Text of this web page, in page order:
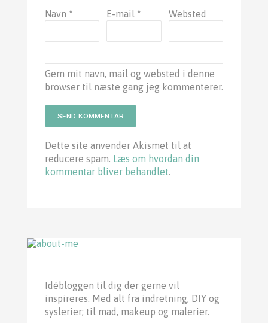
Navn * E-mail * Websted
Gem mit navn, mail og websted i denne
browser til næste gang jeg kommenterer.
Dette site anvender Akismet til at
reducere spam. Læs om hvordan din
kommentar bliver behandlet.
Idébloggen til dig der gerne vil
inspireres. Med alt fra indretning, DIY og
syslerier; til mad, makeup og malerier.